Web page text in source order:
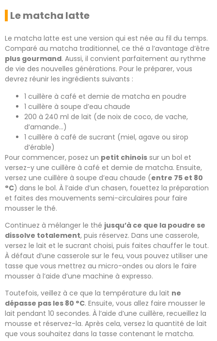
Le matcha latte
Le matcha latte est une version qui est née au fil du temps.
Comparé au matcha traditionnel, ce thé a l’avantage d’être
plus gourmand. Aussi, il convient parfaitement au rythme
de vie des nouvelles générations. Pour le préparer, vous
devrez réunir les ingrédients suivants :
1 cuillère à café et demie de matcha en poudre
1 cuillère à soupe d’eau chaude
200 à 240 ml de lait (de noix de coco, de vache,
d’amande…)
1 cuillère à café de sucrant (miel, agave ou sirop
d’érable)
Pour commencer, posez un petit chinois sur un bol et
versez-y une cuillère à café et demie de matcha. Ensuite,
versez une cuillère à soupe d’eau chaude (entre 75 et 80
°C) dans le bol. À l’aide d’un chasen, fouettez la préparation
et faites des mouvements semi-circulaires pour faire
mousser le thé.
Continuez à mélanger le thé jusqu’à ce que la poudre se
dissolve totalement, puis réservez. Dans une casserole,
versez le lait et le sucrant choisi, puis faites chauffer le tout.
À défaut d’une casserole sur le feu, vous pouvez utiliser une
tasse que vous mettrez au micro-ondes ou alors le faire
mousser à l’aide d’une machine à expresso.
Toutefois, veillez à ce que la température du lait ne
dépasse pas les 80 °C. Ensuite, vous allez faire mousser le
lait pendant 10 secondes. À l’aide d’une cuillère, recueillez la
mousse et réservez-la. Après cela, versez la quantité de lait
que vous souhaitez dans la tasse contenant le matcha.